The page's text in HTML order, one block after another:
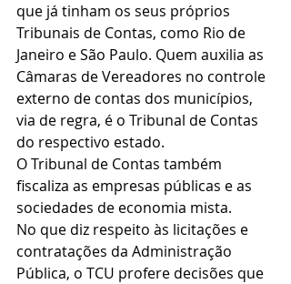
que já tinham os seus próprios
Tribunais de Contas, como Rio de
Janeiro e São Paulo. Quem auxilia as
Câmaras de Vereadores no controle
externo de contas dos municípios,
via de regra, é o Tribunal de Contas
do respectivo estado.
O Tribunal de Contas também
fiscaliza as empresas públicas e as
sociedades de economia mista.
No que diz respeito às licitações e
contratações da Administração
Pública, o TCU profere decisões que